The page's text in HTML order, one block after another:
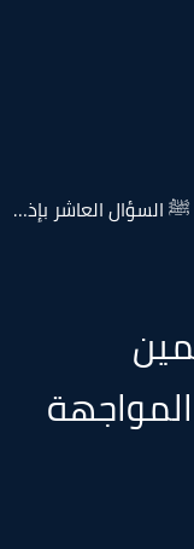
مسابقة معجزات الرسول ﷺ السؤال العاشر بإذاعة القرآن ...